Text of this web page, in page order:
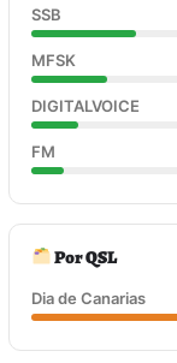
SSB
MFSK
DIGITALVOICE
FM
Por QSL
Dia de Canarias